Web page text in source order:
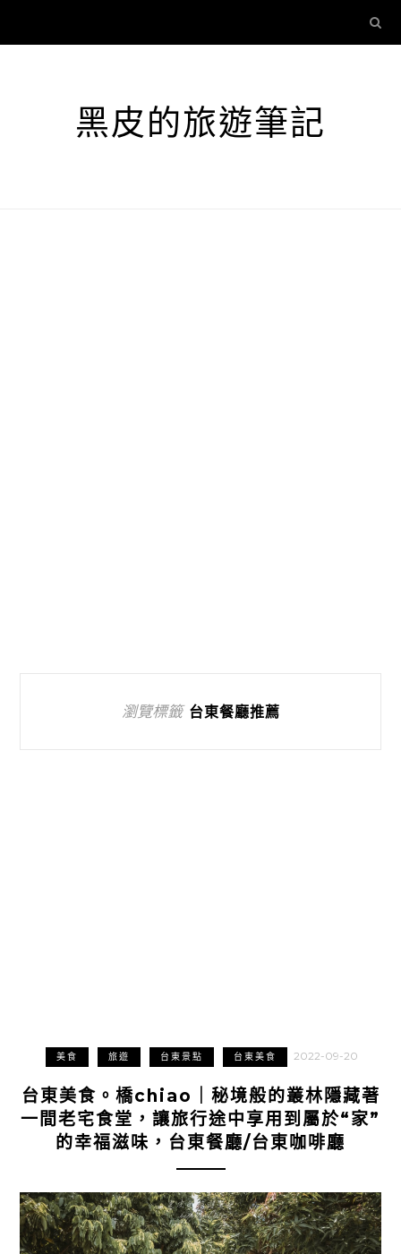
黑皮的旅遊筆記
瀏覽標籤 台東餐廳推薦
美食 旅遊 台東景點 台東美食 2022-09-20
台東美食。橋chiao｜秘境般的叢林隱藏著
一間老宅食堂，讓旅行途中享用到屬於“家”
的幸福滋味，台東餐廳/台東咖啡廳